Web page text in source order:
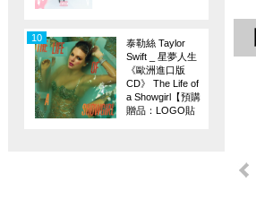
泰勒絲 Taylor
Swift _ 星夢人生
《歐洲進口版
CD》 The Life of
a Showgirl【預購
贈品：LOGO貼
10